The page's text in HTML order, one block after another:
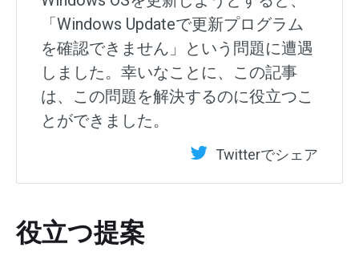
「Windows Updateで更新プログラム
を確認できません」という問題に遭遇
しました。幸いなことに、この記事
は、この問題を解決するのに役立つこ
とができました。
Twitterでシェア
役立つ提案